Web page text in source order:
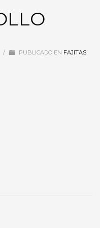
/ PUBLICADO EN FAJITAS